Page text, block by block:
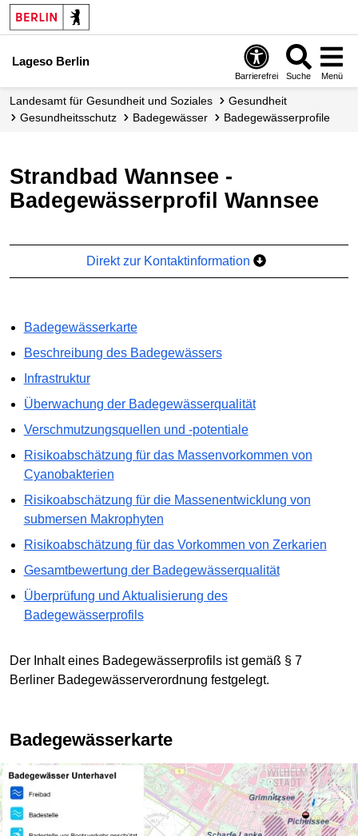
Lageso Berlin
Barrierefrei Suche Menü
Landesamt für Gesundheit und Soziales
Gesundheit
Gesundheits­schutz
Badegewässer Badegewässer­profile
Strandbad Wannsee -
Badegewässerprofil Wannsee
Direkt zur Kontaktinformation
Badegewässerkarte
Beschreibung des Badegewässers
Infrastruktur
Überwachung der Badegewässerqualität
Verschmutzungsquellen und -potentiale
Risikoabschätzung für das Massenvorkommen von
Cyanobakterien
Risikoabschätzung für die Massenentwicklung von
submersen Makrophyten
Risikoabschätzung für das Vorkommen von Zerkarien
Gesamtbewertung der Badegewässerqualität
Überprüfung und Aktualisierung des
Badegewässerprofils
Der Inhalt eines Badegewässerprofils ist gemäß § 7
Berliner Badegewässerverordnung festgelegt.
Badegewässerkarte